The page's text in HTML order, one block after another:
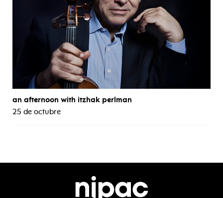
an afternoon with itzhak perlman
25 de octubre